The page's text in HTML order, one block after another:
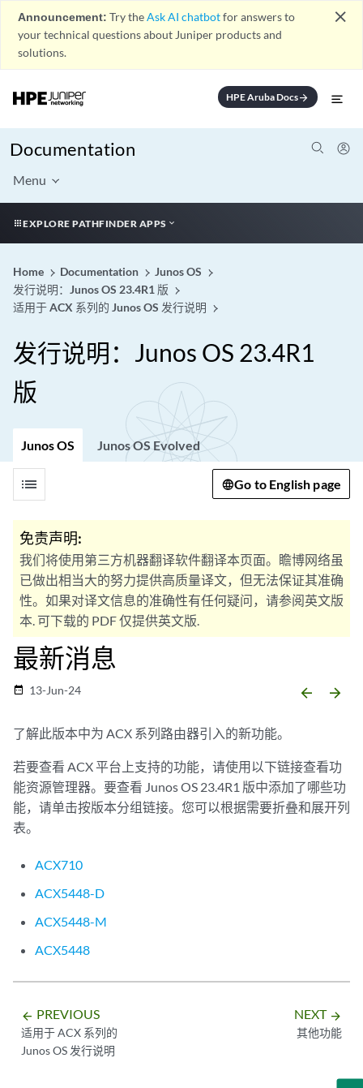
Announcement: Try theAsk AI chatbotfor answers to
your technical questions about Juniper products and
solutions.
close
HPE Aruba Docsarrow_forward
Documentation
Menu
EXPLORE PATHFINDER APPS
Home Documentation
Junos OS
发行说明：Junos OS 23.4R1 版
适用于 ACX 系列的 Junos OS 发行说明
发行说明：Junos OS 23.4R1
版
Junos OS Junos OS Evolved
list Go to English page
免责声明:
我们将使用第三方机器翻译软件翻译本页面。瞻博网络虽
已做出相当大的努力提供高质量译文，但无法保证其准确
性。如果对译文信息的准确性有任何疑问，请参阅英文版
本. 可下载的 PDF 仅提供英文版.
最新消息
date_range 13-Jun-24 arrow_backward arrow_forward
了解此版本中为 ACX 系列路由器引入的新功能。
若要查看 ACX 平台上支持的功能，请使用以下链接查看功
能资源管理器。要查看 Junos OS 23.4R1 版中添加了哪些功
能，请单击按版本分组链接。您可以根据需要折叠和展开列
表。
ACX710
ACX5448-D
ACX5448-M
ACX5448
arrow_backward PREVIOUS
适用于 ACX 系列的
Junos OS 发行说明
NEXT arrow_forward
其他功能